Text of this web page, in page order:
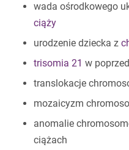
wada ośrodkowego
ciąży
urodzenie dziecka z
trisomia 21 w
translokacje
mozaicyzm
anomalie
ciążach